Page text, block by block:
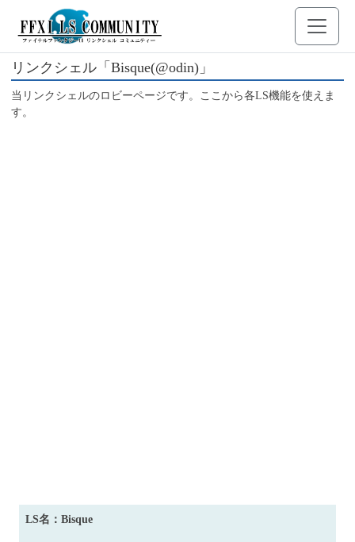
リンクシェル「Bisque(@odin)」
当リンクシェルのロビーページです。ここから各LS機能を使えま
す。
LS名：Bisque